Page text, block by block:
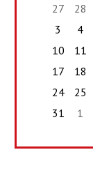
27
28
3
4
10
11
17
18
24
25
31
1